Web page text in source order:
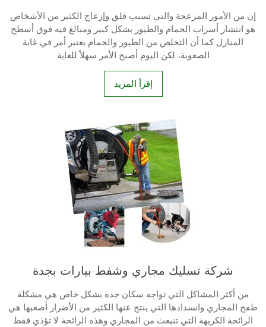
إن من الأمور المزعجة والتي تسبب قلق وإزعاج الكثير من الأشخاص
هو انتشار أسراب الحمام والطيور بشكل كبير ومبالغ فيه فوق أسطح
المنازل كما أن التخلص من الطيور والحمام يعتبر أمر في غاية
الصعوبة، لكن اليوم أصبح الأمر سهلاً للغاية
إقرأ المزيد
شركة تسليك مجاري وشفط بيارات بجدة
من أكثر المشاكل التي تواجه سكان جدة بشكل خاص هي مشكلة
طفح المجاري وانسدادها التي ينتج عنها الكثير من الأضرار أصعبها هي
الرائحة الكريهة التي تنبعث من المجاري وهذه الرائحة لا تؤذي فقط